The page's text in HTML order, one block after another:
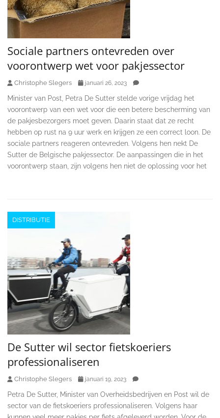
Sociale partners ontevreden over
voorontwerp wet voor pakjessector
Christophe Slegers januari 26, 2023
Minister van Post, Petra De Sutter stelde vorige vrijdag het
voorontwerp van een wet voor die een betere bescherming van
de pakjesbezorgers moet geven. Daarin staat dat ze recht
hebben op rust na 9 uur werk en krijgen ze een correct loon. De
sociale partners reageren ontevreden. Volgens hen nekt De
Sutter de Belgische pakjessector. De aanpassingen die in het
voorontwerp staan, zijn volgens hen niet de oplossing voor het
DISTRIBUTIE
De Sutter wil sector fietskoeriers
professionaliseren
Christophe Slegers januari 19, 2023
Petra De Sutter, Minister van Overheidsbedrijven en Post wil de
sector van de fietskoeriers professionaliseren. Volgens haar